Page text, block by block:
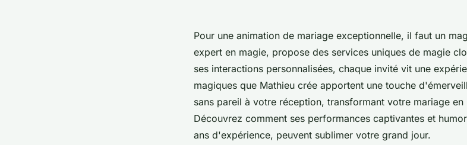
Pour une animation de mariage exceptionnelle, il faut un
expert en magie, propose des services uniques de magie
ses interactions personnalisées, chaque invité vit une
magiques que Mathieu crée apportent une touche
sans pareil à votre réception, transformant votre mariage en
Découvrez comment ses performances captivantes et
ans d'expérience, peuvent sublimer votre grand jour.